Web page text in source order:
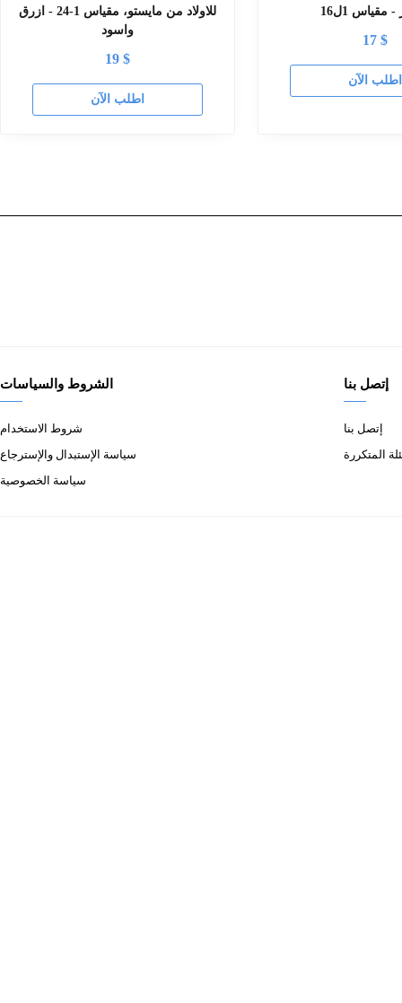
للاولاد من مايستو، مقياس 1-24 - ازرق
واسود
19 $
اطلب الآن
مقياس 1ل16
17 $
اطلب الآن
الشروط والسياسات
شروط الاستخدام
سياسة الإستبدال والإسترجاع
سياسة الخصوصية
إتصل بنا
إتصل بنا
المتكررة